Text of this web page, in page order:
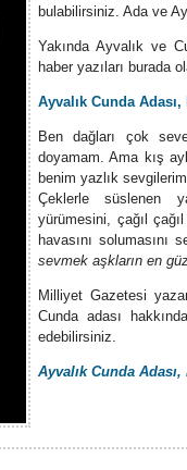
bulabilirsiniz. Ada ve
Yakında Ayvalık ve
haber yazıları burada
Ayvalık Cunda Adası,
Ben dağları çok
doyamam. Ama kış
benim yazlık
Çeklerle süslenen
yürümesini, çağıl
havasını
sevmek aşkların en
Milliyet Gazetesi
Cunda adası
edebilirsiniz.
Ayvalık Cunda Adası,